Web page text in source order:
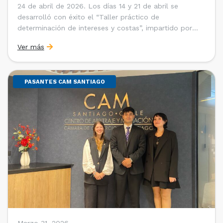
24 de abril de 2026. Los días 14 y 21 de abril se
desarrolló con éxito el “Taller práctico de
determinación de intereses y costas”, impartido por
Universidad Católica de Chile y Magíster en Economía
de la Universidad de Chicago) y María Luisa Petitpas
[…]
Ver más
PASANTES CAM SANTIAGO